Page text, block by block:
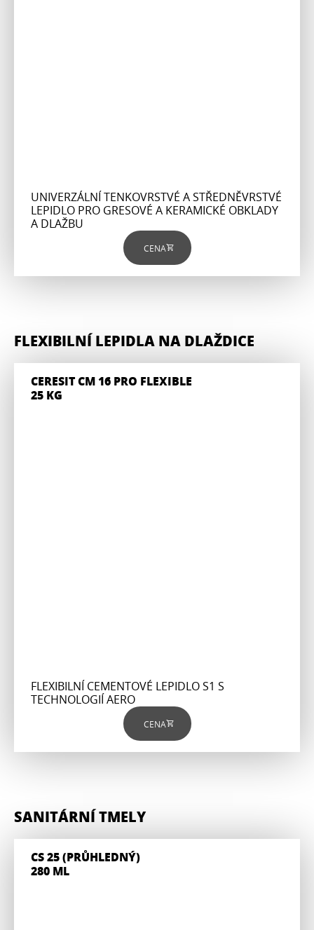
UNIVERZÁLNÍ TENKOVRSTVÉ A STŘEDNĚVRSTVÉ
LEPIDLO PRO GRESOVÉ A KERAMICKÉ OBKLADY
A DLAŽBU
CENA
FLEXIBILNÍ LEPIDLA NA DLAŽDICE
CERESIT CM 16 PRO FLEXIBLE
25 KG
FLEXIBILNÍ CEMENTOVÉ LEPIDLO S1 S
TECHNOLOGIÍ AERO
CENA
SANITÁRNÍ TMELY
CS 25 (PRŮHLEDNÝ)
280 ML